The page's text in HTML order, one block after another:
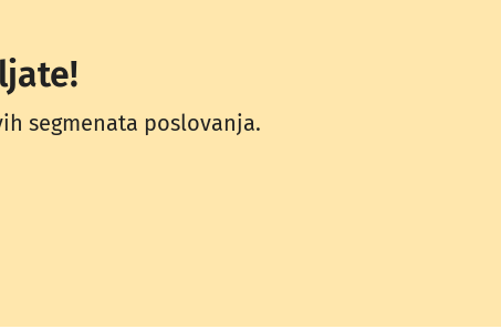
segmenata poslovanja.